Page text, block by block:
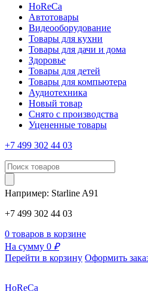
HoReCa
Автотовары
Видеооборудование
Товары для кухни
Товары для дачи и дома
Здоровье
Товары для детей
Товары для компьютера
Аудиотехника
Новый товар
Снято с производства
Уцененные товары
+7 499 302 44 03
Например: Starline A91
+7 499 302 44 03
0 товаров в корзине
На сумму 0 ₽
Перейти в корзину Оформить
HoReCa